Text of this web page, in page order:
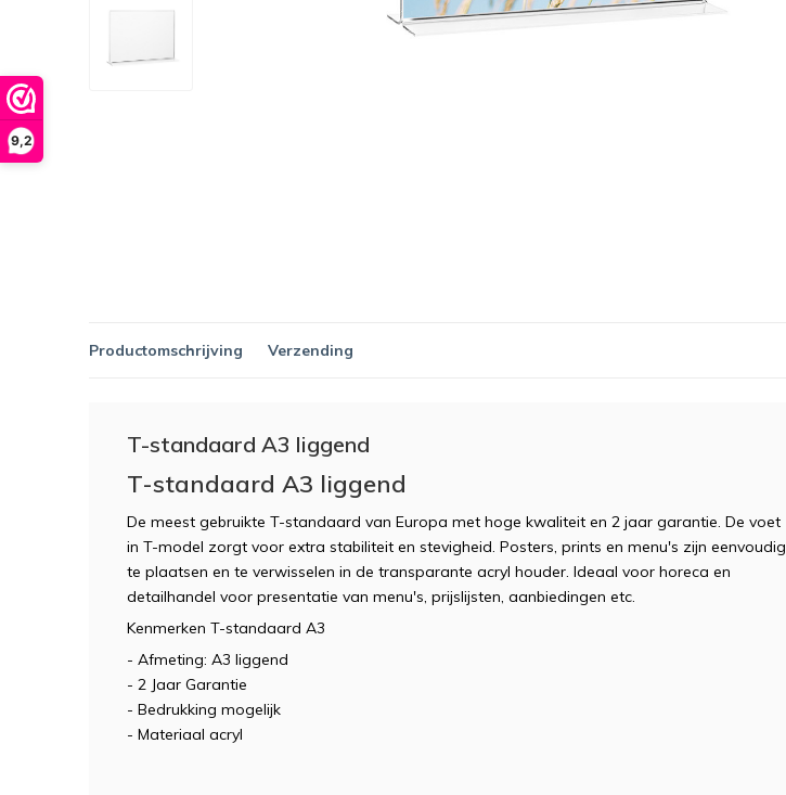
9,2
Productomschrijving Verzending
T-standaard A3 liggend
T-standaard A3 liggend
De meest gebruikte T-standaard van Europa met hoge kwaliteit en 2 jaar garantie. De voet
in T-model zorgt voor extra stabiliteit en stevigheid. Posters, prints en menu's zijn eenvoudig
te plaatsen en te verwisselen in de transparante acryl houder. Ideaal voor horeca en
detailhandel voor presentatie van menu's, prijslijsten, aanbiedingen etc.
Kenmerken T-standaard A3
- Afmeting: A3 liggend
- 2 Jaar Garantie
- Bedrukking mogelijk
- Materiaal acryl